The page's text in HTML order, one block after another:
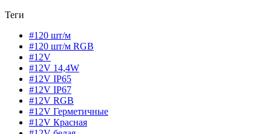
Теги
#120 шт/м
#120 шт/м RGB
#12V
#12V 14,4W
#12V IP65
#12V IP67
#12V RGB
#12V Герметичные
#12V Красная